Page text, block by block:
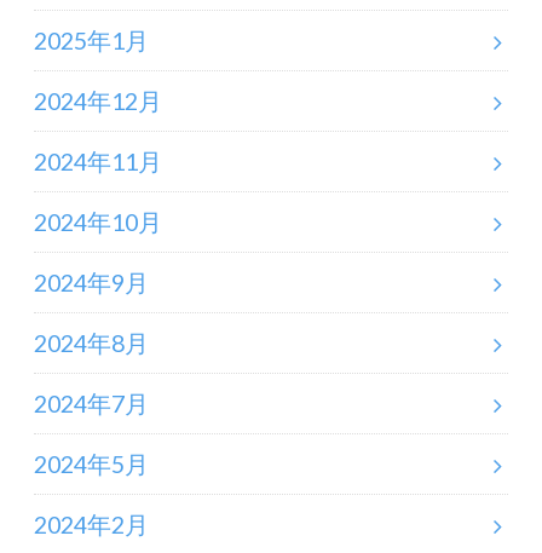
2025年1月
2024年12月
2024年11月
2024年10月
2024年9月
2024年8月
2024年7月
2024年5月
2024年2月